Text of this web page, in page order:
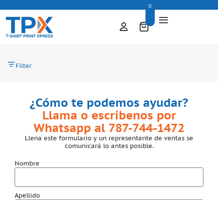
0
Filter
¿Cómo te podemos ayudar?
Llama o escríbenos por
Whatsapp al 787-744-1472
Llena este formulario y un representante de ventas se
comunicará lo antes posible.
Nombre
Apellido